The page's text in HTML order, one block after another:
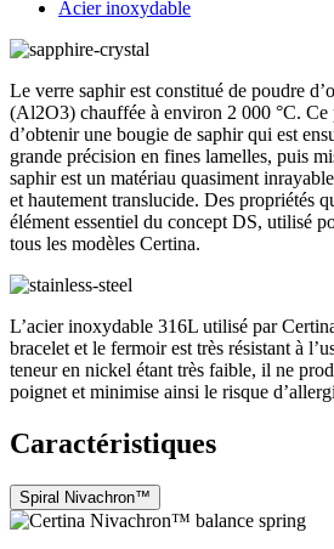
Acier inoxydable
Le verre saphir est constitué de poudre
(Al2O3) chauffée à environ 2 000 °C. Ce
d’obtenir une bougie de saphir qui est
grande précision en fines lamelles, puis
saphir est un matériau quasiment
et hautement translucide. Des propriétés
élément essentiel du concept DS, utilisé
tous les modèles Certina.
L’acier inoxydable 316L utilisé par
bracelet et le fermoir est très résistant à
teneur en nickel étant très faible, il ne
poignet et minimise ainsi le risque
Caractéristiques
Spiral Nivachron™